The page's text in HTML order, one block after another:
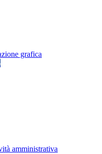
grafica
amministrativa